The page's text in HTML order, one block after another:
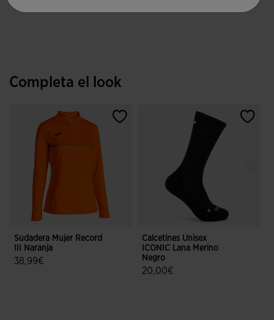
Completa el look
Sudadera Mujer Record
III Naranja
38,99€
5 sobre 5 de valoración de clientes
Calcetines Unisex
ICONIC Lana Merino
Negro
20,00€